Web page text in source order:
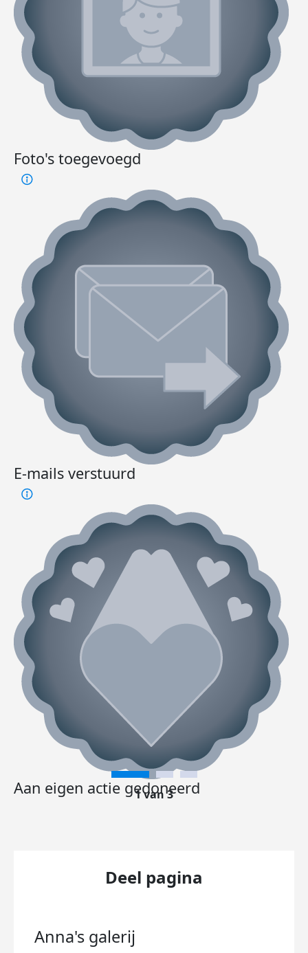
Foto's toegevoegd
E-mails verstuurd
Aan eigen actie gedoneerd
1 van 3
Deel pagina
Anna's galerij